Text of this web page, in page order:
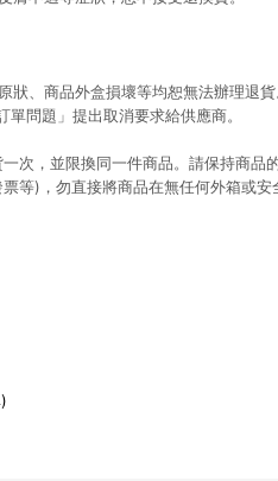
狀、商品外盒損壞等均恕無法辦理退貨
問題」提出取消要求給供應商。
次，並限換同一件商品。請保持商品
等)，勿直接將商品在無任何外箱或安